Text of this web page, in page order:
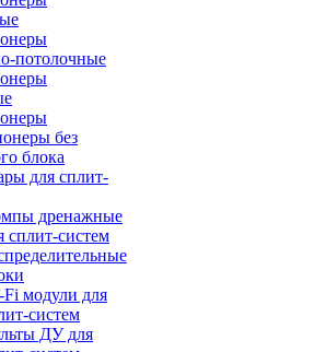
потолочные
без
блока
для сплит-
дренажные
сплит-систем
Fi модули для
систем
ДУ для